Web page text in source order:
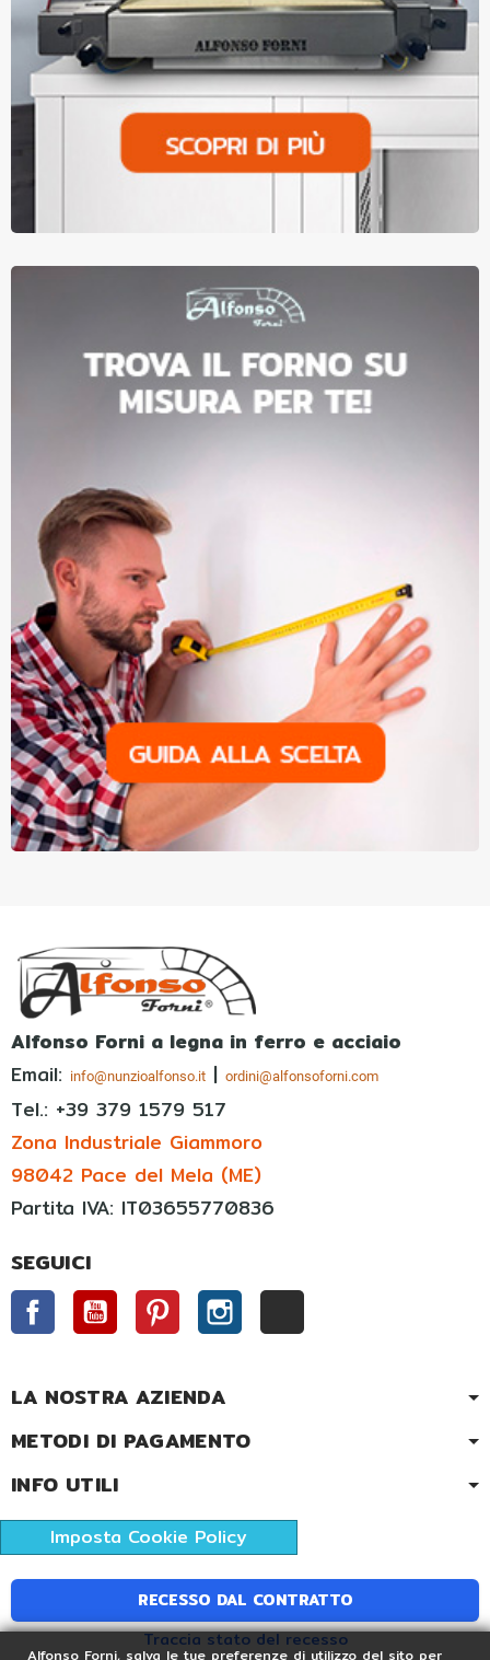
Alfonso Forni a legna in ferro e acciaio
Email: info@nunzioalfonso.it | ordini@alfonsoforni.com
Tel.: +39 379 1579 517
Zona Industriale Giammoro
98042 Pace del Mela (ME)
Partita IVA: IT03655770836
SEGUICI
FacebookYouTube PinterestInstagram
LA NOSTRA AZIENDA
METODI DI PAGAMENTO
INFO UTILI
Imposta Cookie Policy
RECESSO DAL CONTRATTO
Traccia stato del recesso
Alfonso Forni, salva le tue preferenze di utilizzo del sito per